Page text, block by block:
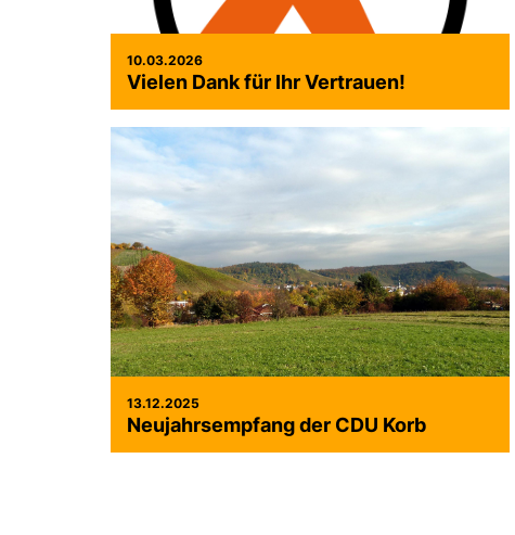
10.03.2026
Vielen Dank für Ihr Vertrauen!
13.12.2025
Neujahrsempfang der CDU Korb